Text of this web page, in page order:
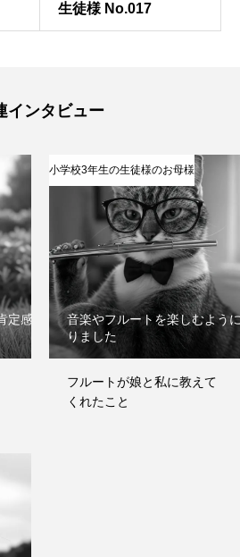
生徒様 No.017
インタビュー
感が
小学校3年生の生徒様のお母様
音楽やフルートを楽しむよう
りました
フルートが娘と私に教えて
くれたこと